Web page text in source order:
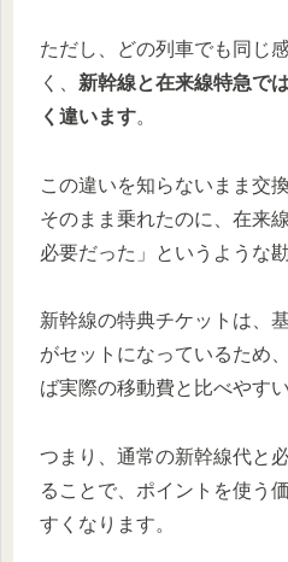
ただし、どの列車でも同じ
く、 新幹線と在来線特急で
く違います。
この違いを知らないまま交
そのまま乗れたのに、在来
必要だった」というような
新幹線の特典チケットは、
がセットになっているため
ば実際の移動費と比べやす
つまり、通常の新幹線代と
ることで、ポイントを使う
すくなります。